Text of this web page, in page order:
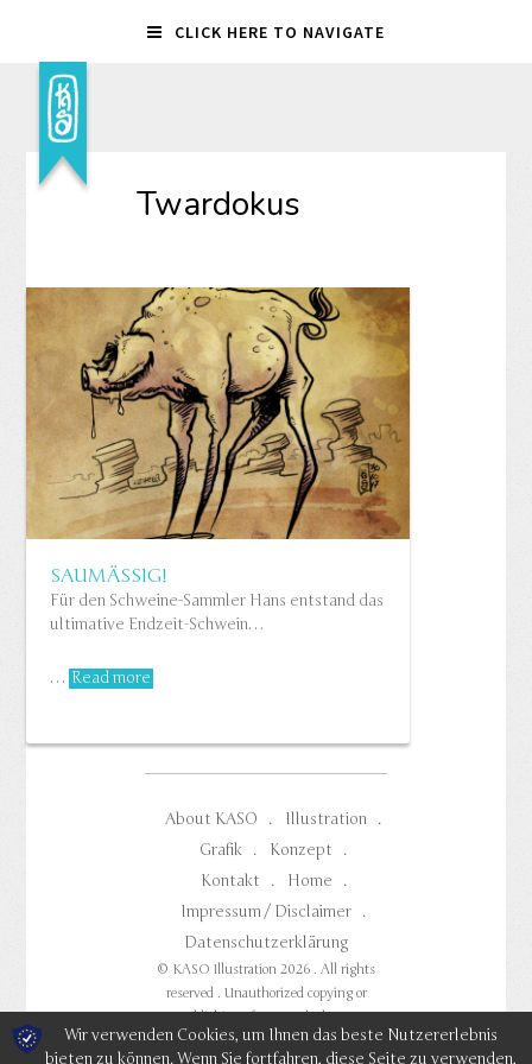
CLICK HERE TO NAVIGATE
Twardokus
SAUMÄSSIG!
Für den Schweine-Sammler Hans entstand das
ultimative Endzeit-Schwein…
… Read more
About KASO
Illustration
Grafik
Konzept
Kontakt
Home
Impressum / Disclaimer
Datenschutzerklärung
© KASO Illustration 2026 . All rights
reserved . Unauthorized copying or
publishing of any work shown
prohibited.
Wir verwenden Cookies, um Ihnen das beste Nutzererlebnis
bieten zu können. Wenn Sie fortfahren, diese Seite zu verwenden,